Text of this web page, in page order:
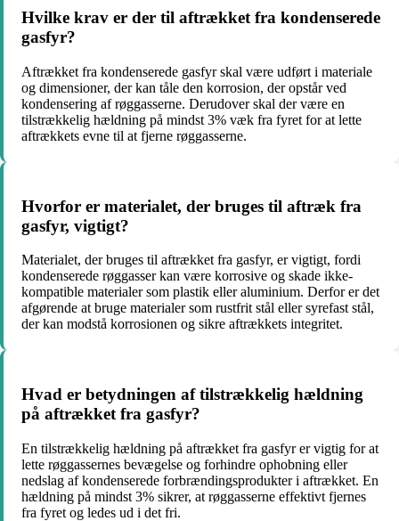
Hvilke krav er der til aftrækket fra kondenserede
gasfyr?
Aftrækket fra kondenserede gasfyr skal være udført i materiale
og dimensioner, der kan tåle den korrosion, der opstår ved
kondensering af røggasserne. Derudover skal der være en
tilstrækkelig hældning på mindst 3% væk fra fyret for at lette
aftrækkets evne til at fjerne røggasserne.
Hvorfor er materialet, der bruges til aftræk fra
gasfyr, vigtigt?
Materialet, der bruges til aftrækket fra gasfyr, er vigtigt, fordi
kondenserede røggasser kan være korrosive og skade ikke-
kompatible materialer som plastik eller aluminium. Derfor er det
afgørende at bruge materialer som rustfrit stål eller syrefast stål,
der kan modstå korrosionen og sikre aftrækkets integritet.
Hvad er betydningen af tilstrækkelig hældning
på aftrækket fra gasfyr?
En tilstrækkelig hældning på aftrækket fra gasfyr er vigtig for at
lette røggassernes bevægelse og forhindre ophobning eller
nedslag af kondenserede forbrændingsprodukter i aftrækket. En
hældning på mindst 3% sikrer, at røggasserne effektivt fjernes
fra fyret og ledes ud i det fri.